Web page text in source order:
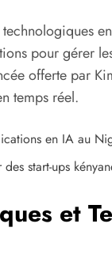
en
pour gérer
offerte par
temps réel.
en IA au
start-ups
et